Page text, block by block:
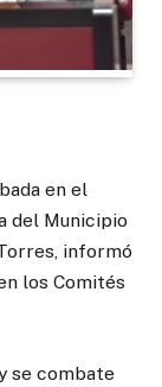
en el
del Municipio
informó
los Comités
se combate